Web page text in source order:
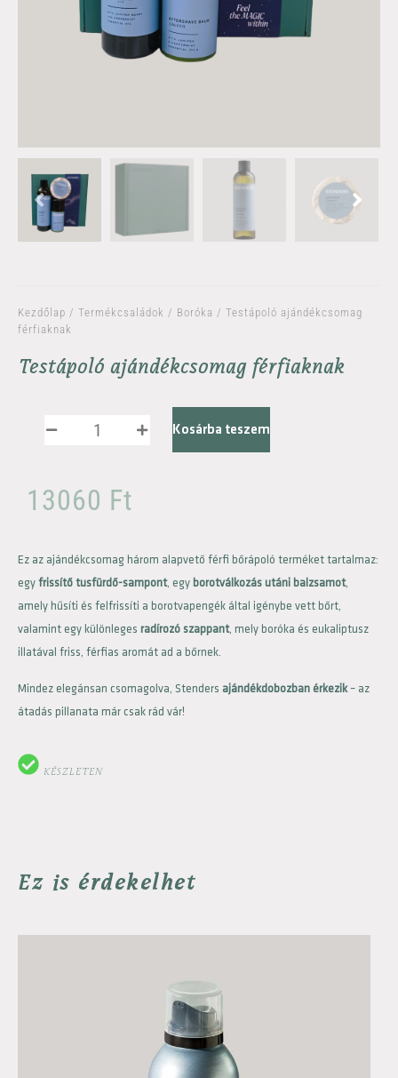
Kezdőlap / Termékcsaládok / Boróka / Testápoló ajándékcsomag
férfiaknak
Testápoló ajándékcsomag férfiaknak
Kosárba teszem
13060 Ft
Ez az ajándékcsomag három alapvető férfi bőrápoló terméket tartalmaz:
egyfrissítő tusfürdő-sampont, egyborotválkozás utáni balzsamot,
amely hűsíti és felfrissíti a borotvapengék által igénybe vett bőrt,
valamint egy különleges radírozó szappant, mely boróka és eukaliptusz
illatával friss, férfias aromát ad a bőrnek.
Mindez elegánsan csomagolva, Stenders ajándékdobozban érkezik– az
átadás pillanata már csak rád vár!
KÉSZLETEN
Ez is érdekelhet